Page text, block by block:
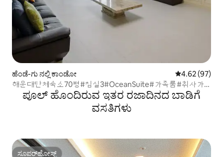
ಹೆಂಡೆ-ಗು ನಲ್ಲಿ ಕಾಂಡೋ 5 ರಲ್ಲಿ 4.62
4.62 (97)
해운대단체숙소70평#침실3#OceanSuite#가족룸#취사가
능#바다감성#힐링스테이#RYS2
ಪೂಲ್‌ ಹೊಂದಿರುವ ಇತರ ರಜಾದಿನದ ಬಾಡಿಗೆ
ವಸತಿಗಳು
ಸೂಪರ್‌ಹೋಸ್ಟ್